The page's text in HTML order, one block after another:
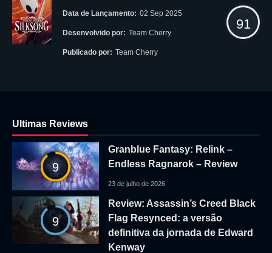
Data de Lançamento: 02 Sep 2025
Desenvolvido por: Team Cherry
Publicado por: Team Cherry
91
Ultimas Reviews
9
Granblue Fantasy: Relink –
Endless Ragnarok – Review
23 de julho de 2026
9
Review: Assassin’s Creed Black
Flag Resynced: a versão
definitiva da jornada de Edward
Kenway